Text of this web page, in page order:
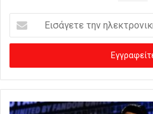
σ
γ
ε
ε